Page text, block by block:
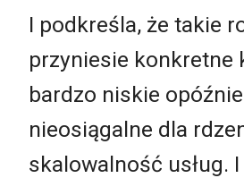
I podkreśla, że takie
przyniesie konkretne
bardzo niskie
nieosiągalne dla
skalowalność usług.